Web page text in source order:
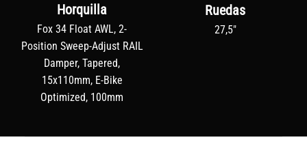
Horquilla
Fox 34 Float AWL, 2-
Position Sweep-Adjust RAIL
Damper, Tapered,
15x110mm, E-Bike
Optimized, 100mm
Ruedas
27,5"